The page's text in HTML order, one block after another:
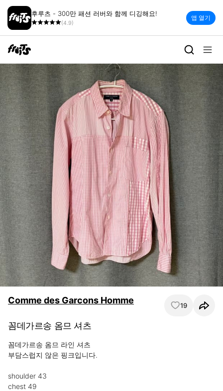
후루츠 - 300만 패션 러버와 함께 디깅해요!
(4.9)
앱 열기
Comme des Garcons Homme 19
꼼데가르송 옴므 셔츠
꼼데가르송 옴므 라인 셔츠
부담스럽지 않은 핑크입니다.
shoulder 43
chest 49